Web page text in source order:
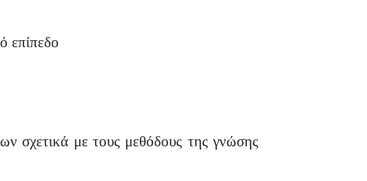
επίπεδο
σχετικά με τους μεθόδους της γνώσης